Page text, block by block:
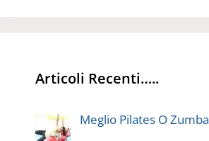
Articoli Recenti…..
Meglio Pilates O Zumba